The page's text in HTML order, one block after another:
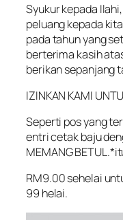
Syukur kepada
peluang kepada
pada tahun yang
berterima kasih
berikan sepanjang
IZINKAN KAMI
Seperti pos yang
entri cetak baju
MEMANG
RM9.00 sehelai
99 helai.